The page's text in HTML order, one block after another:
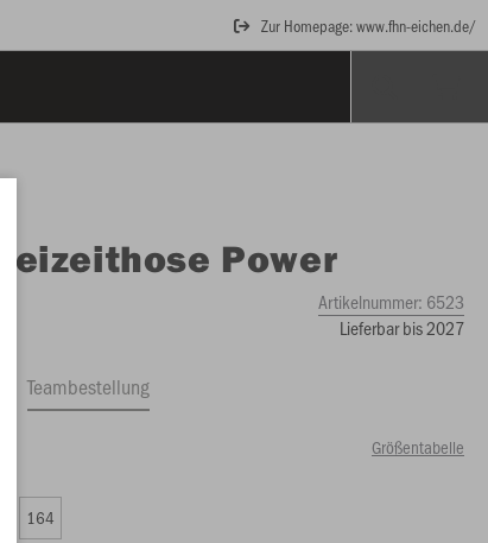
Zur Homepage: www.fhn-eichen.de/
Freizeithose Power
Artikelnummer: 6523
Lieferbar bis 2027
Teambestellung
Größentabelle
164